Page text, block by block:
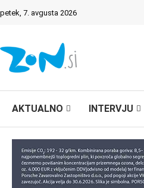
petek, 7. avgusta 2026
AKTUALNO INTERVJU